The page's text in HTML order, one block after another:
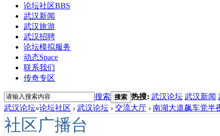
论坛社区BBS
武汉新闻
武汉旅游
武汉招聘
论坛模拟服务
动态Space
联系我们
传奇专区
搜索 搜索 热搜: 武汉论坛 武汉新闻
武汉论坛»论坛社区 › 武汉论坛 › 交流大厅 › 南湖大道飙车党半
社区广播台